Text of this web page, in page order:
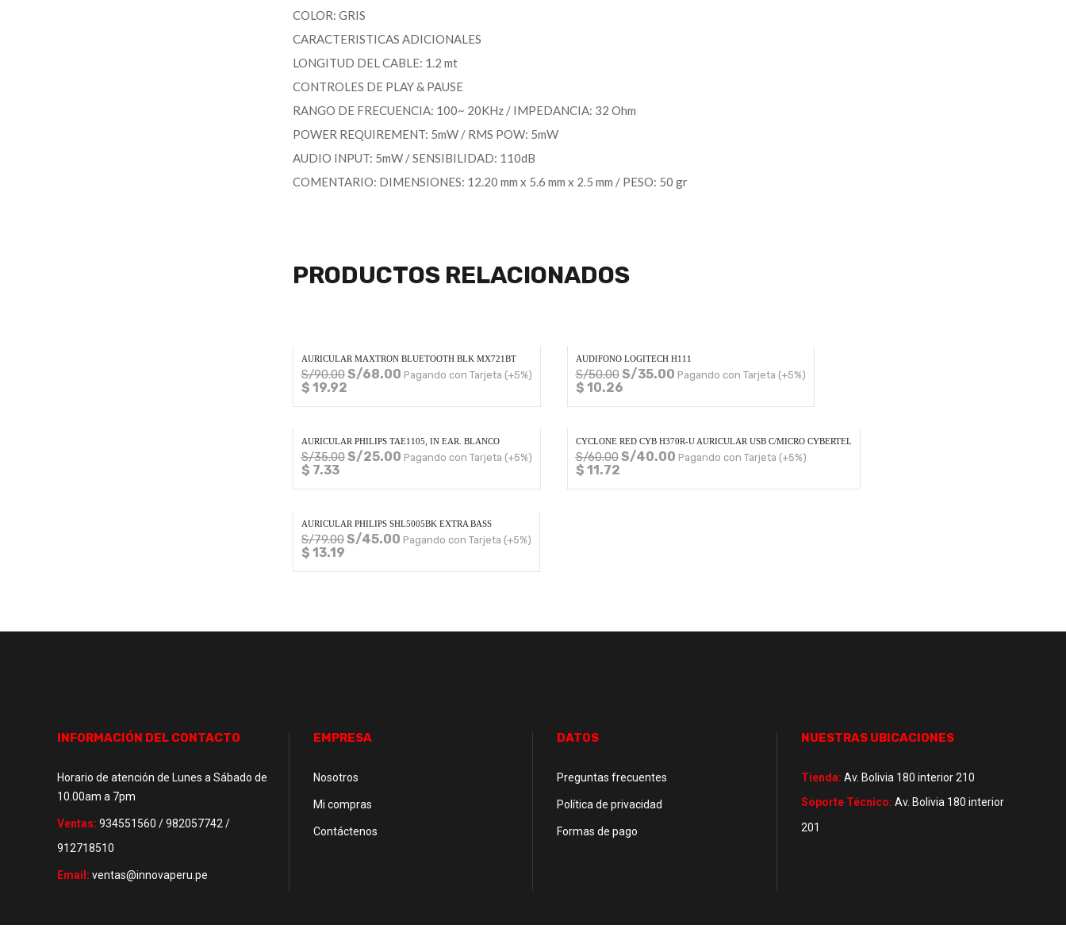
COLOR: GRIS
CARACTERISTICAS ADICIONALES
LONGITUD DEL CABLE: 1.2 mt
CONTROLES DE PLAY & PAUSE
RANGO DE FRECUENCIA: 100~ 20KHz / IMPEDANCIA: 32 Ohm
POWER REQUIREMENT: 5mW / RMS POW: 5mW
AUDIO INPUT: 5mW / SENSIBILIDAD: 110dB
COMENTARIO: DIMENSIONES: 12.20 mm x 5.6 mm x 2.5 mm / PESO: 50 gr
PRODUCTOS RELACIONADOS
AURICULAR MAXTRON BLUETOOTH BLK MX721BT
S/90.00S/68.00 Pagando con Tarjeta (+5%)
$ 19.92
AUDIFONO LOGITECH H111
S/50.00S/35.00 Pagando con Tarjeta (+5%)
$ 10.26
AURICULAR PHILIPS TAE1105, IN EAR. BLANCO
S/35.00S/25.00 Pagando con Tarjeta (+5%)
$ 7.33
CYCLONE RED CYB H370R-U AURICULAR USB C/MICRO CYBERTEL
S/60.00S/40.00 Pagando con Tarjeta (+5%)
$ 11.72
AURICULAR PHILIPS SHL5005BK EXTRA BASS
S/79.00S/45.00 Pagando con Tarjeta (+5%)
$ 13.19
INFORMACIÓN DEL CONTACTO
Horario de atención de Lunes a Sábado de
10.00am a 7pm
Ventas: 934551560 / 982057742 /
912718510
Email: ventas@innovaperu.pe
EMPRESA
Nosotros
Mi compras
Contáctenos
DATOS
Preguntas frecuentes
Política de privacidad
Formas de pago
NUESTRAS UBICACIONES
Tienda: Av. Bolivia 180 interior 210
Soporte Técnico: Av. Bolivia 180 interior
201